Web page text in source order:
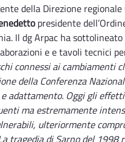
della Direzione regionale
presidente
Il dg Arpac ha
e e tavoli tecnici
connessi ai cambiamenti
della Conferenza
adattamento. Oggi gli
ma estremamente
ulteriormente
tragedia di Sarno del